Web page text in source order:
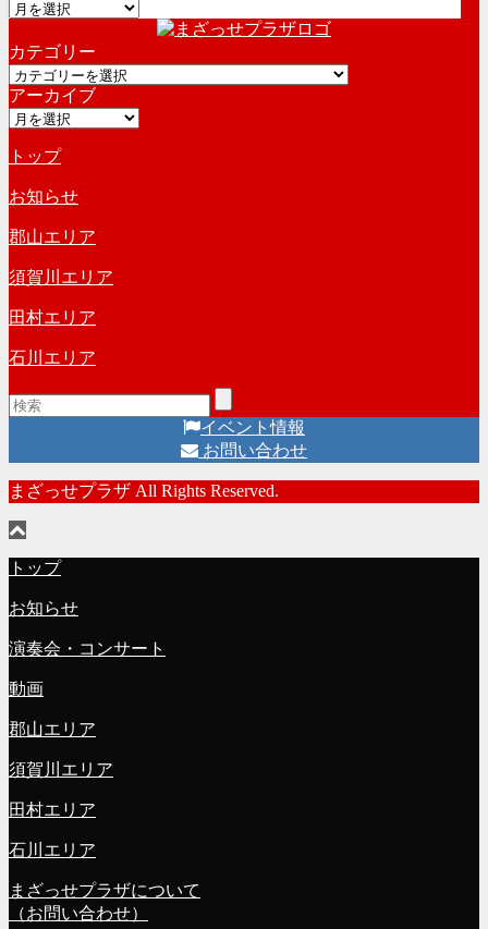
ア
カ
イ
ブ
カテゴリー
カ
テ
ゴ
ー
アーカイブ
ア
カ
イ
ブ
トップ
お知らせ
郡山エリア
須賀川エリア
田村エリア
石川エリア
イベント情報
お問い合わせ
まざっせプラザ All Rights Reserved.
トップ
お知らせ
演奏会・コンサート
動画
郡山エリア
須賀川エリア
田村エリア
石川エリア
まざっせプラザについて
（お問い合わせ）